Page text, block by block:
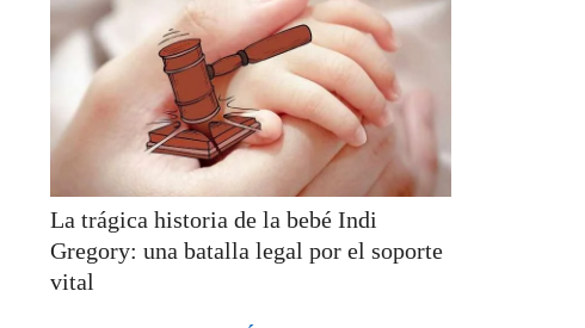
La trágica historia de la bebé Indi
Gregory: una batalla legal por el soporte
vital